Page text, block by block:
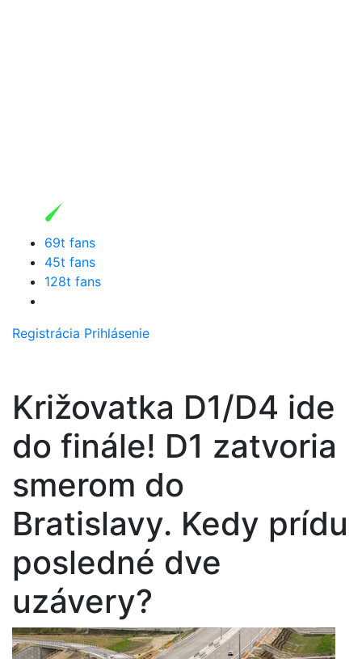
69t fans
45t fans
128t fans
Registrácia Prihlásenie
Križovatka D1/D4 ide
do finále! D1 zatvoria
smerom do
Bratislavy. Kedy prídu
posledné dve
uzávery?